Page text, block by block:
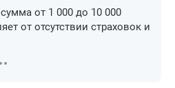
от 1 000 до 10 000
от отсутствии страховок и